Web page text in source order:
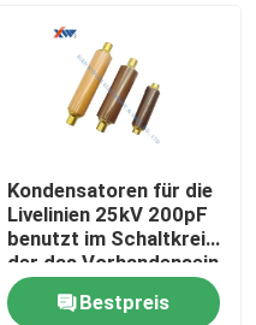
Kondensatoren für die
Livelinien 25kV 200pF
benutzt im Schaltkreis,
der das Vorhandensein
der Spannung auf
Leitern anzeigt
Bestpreis